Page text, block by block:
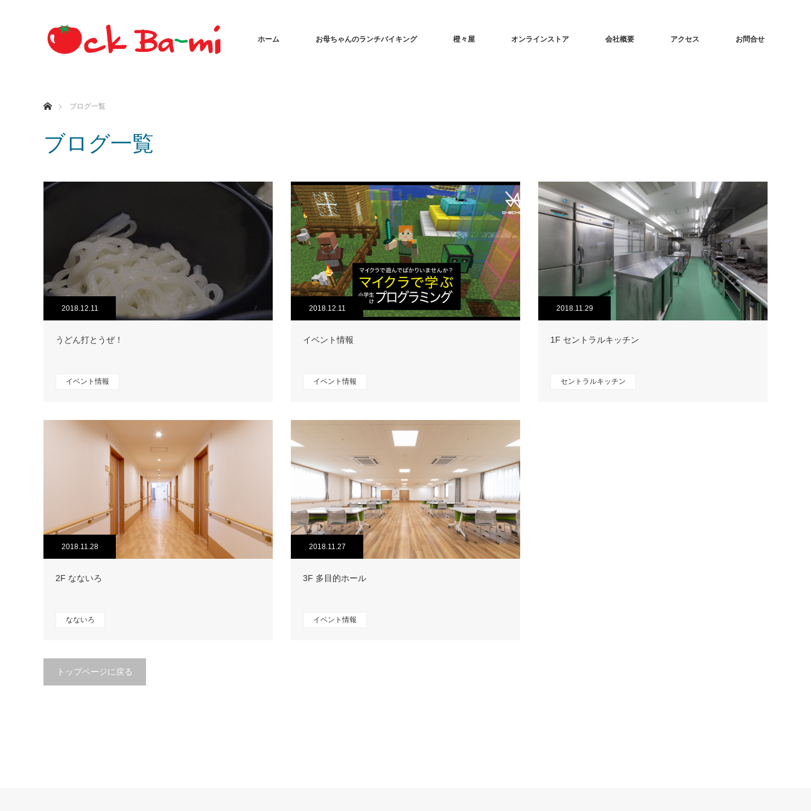
ホーム お母ちゃんのランチバイキング 橙々屋 オンラインストア 会社概要 アクセス お問合せ
ブログ一覧
ブログ一覧
2018.12.11
うどん打とうぜ！
イベント情報
2018.12.11
イベント情報
イベント情報
2018.11.29
1F セントラルキッチン
セントラルキッチン
2018.11.28
2F なないろ
なないろ
2018.11.27
3F 多目的ホール
イベント情報
トップページに戻る